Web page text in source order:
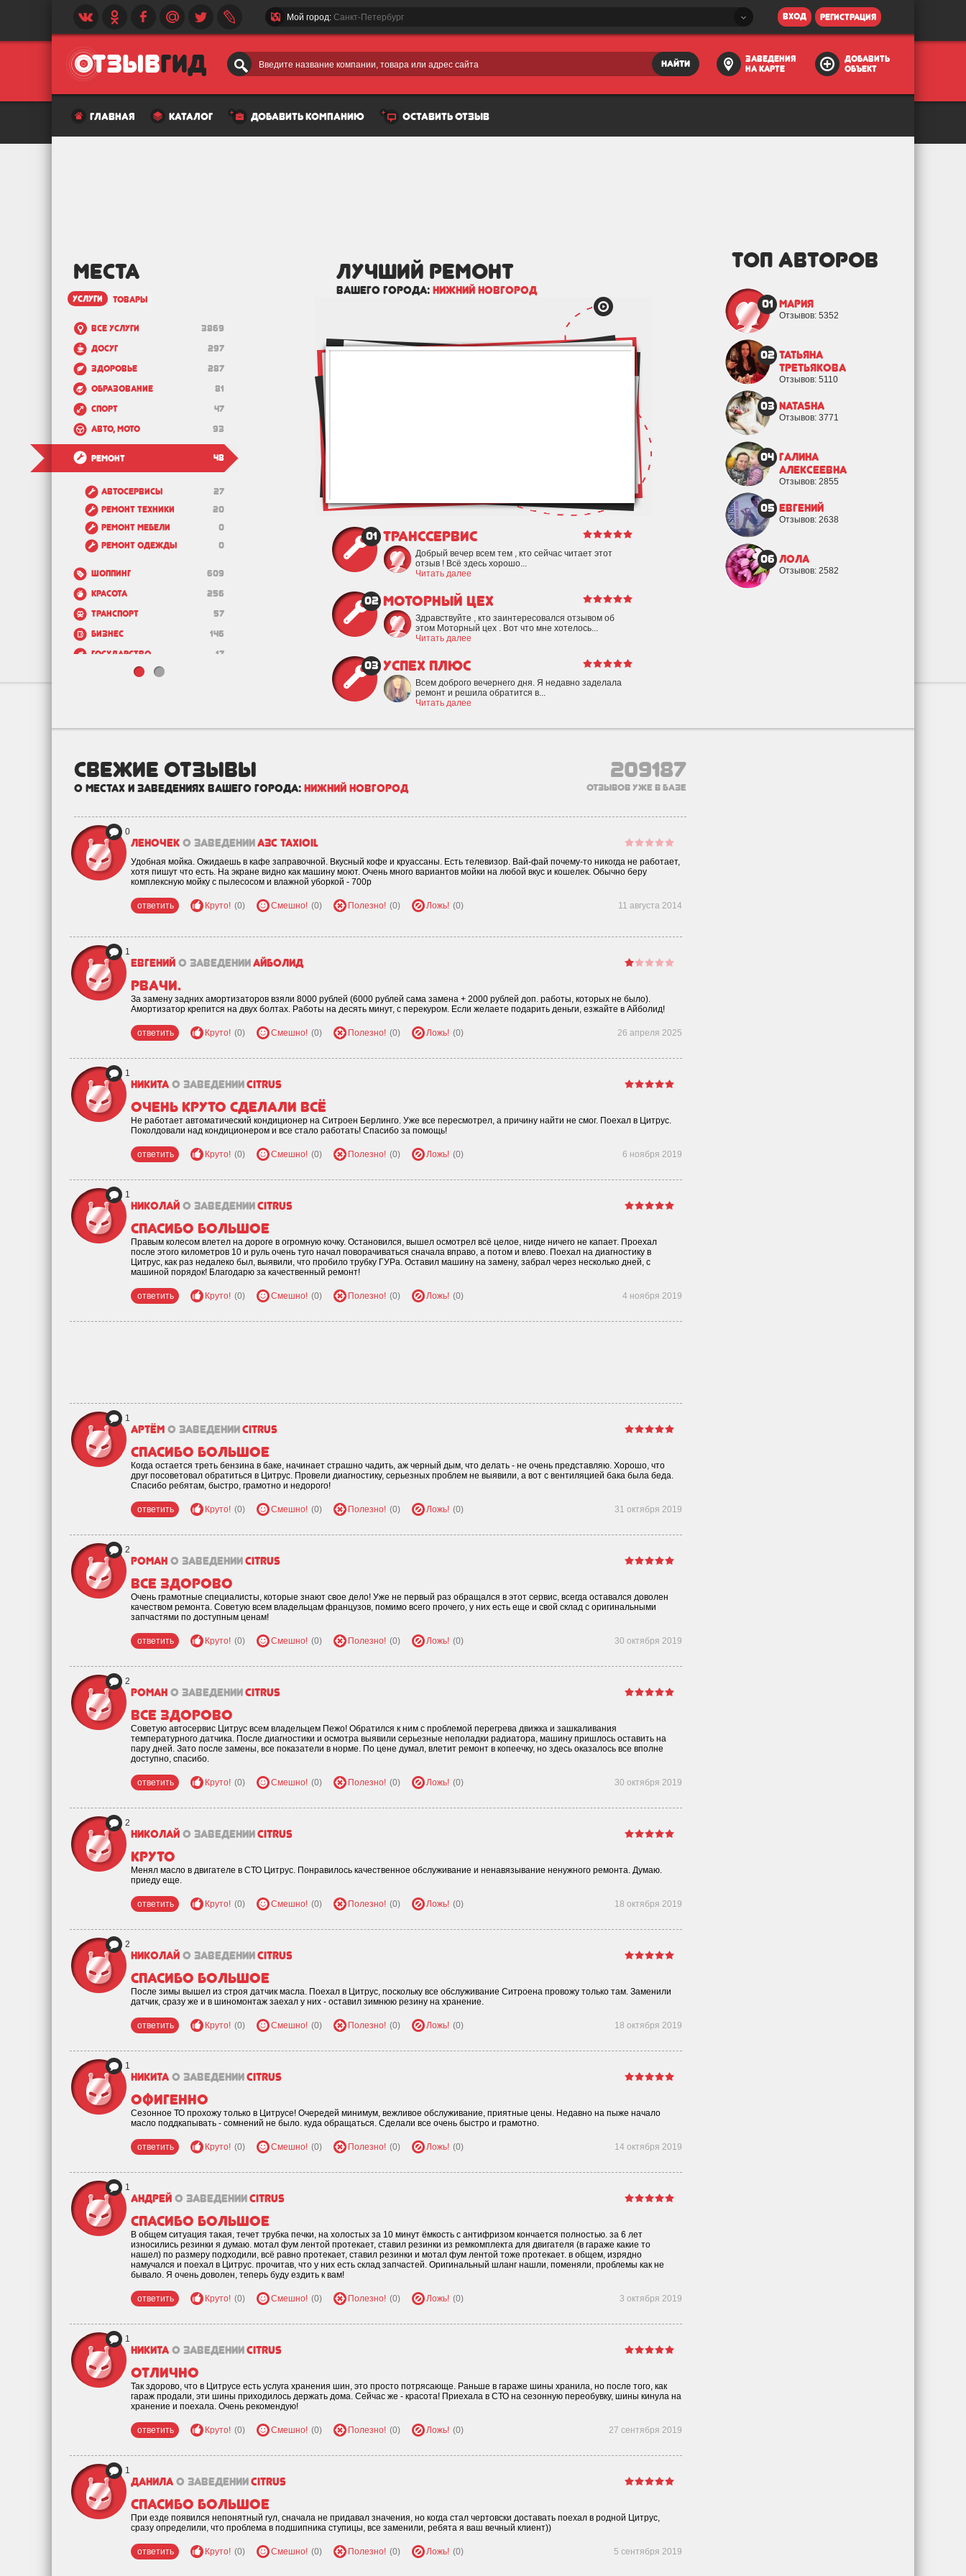
Введите название компании, товара или адрес сайта
Мой город: Санкт-Петербург вход регистрация
найти
заведения
на карте
добавить
объект
главная каталог добавить компанию оставить отзыв
МЕСТА
услуги товары
3869
Все услуги
297
Досуг
287
Здоровье
81
Образование
47
Спорт
93
Авто, мото
48
Ремонт
27
Автосервисы
20
Ремонт техники
0
Ремонт мебели
0
Ремонт одежды
609
Шоппинг
256
Красота
57
Транспорт
146
Бизнес
17
Государство
ТОП АВТОРОВ
01 Мария
Отзывов: 5352
02 Татьяна
Третьякова
Отзывов: 5110
03 natasha
Отзывов: 3771
04 Галина
Алексеевна
Отзывов: 2855
05 евгений
Отзывов: 2638
06 Лола
Отзывов: 2582
лучший Ремонт
вашего города: Нижний Новгород
01 ТрансСервис
Добрый вечер всем тем , кто сейчас читает этот
отзыв ! Всё здесь хорошо...
Читать далее
02 Моторный цех
Здравствуйте , кто заинтересовался отзывом об
этом Моторный цех . Вот что мне хотелось...
Читать далее
03 Успех Плюс
Всем доброго вечернего дня. Я недавно заделала
ремонт и решила обратится в...
Читать далее
свежие отзывы
о местах и заведениях вашего города: Нижний Новгород
209187
отзывов уже в базе
0
Леночек о заведенииАЗС Taxioil
Удобная мойка. Ожидаешь в кафе заправочной. Вкусный кофе и круассаны. Есть телевизор. Вай-фай почему-то никогда не работает,
хотя пишут что есть. На экране видно как машину моют. Очень много вариантов мойки на любой вкус и кошелек. Обычно беру
комплексную мойку с пылесосом и влажной уборкой - 700р
ответить Круто! (0) Смешно! (0) Полезно! (0) Ложь! (0) 11 августа 2014
1
Евгений о заведенииАйболид
Рвачи.
За замену задних амортизаторов взяли 8000 рублей (6000 рублей сама замена + 2000 рублей доп. работы, которых не было).
Амортизатор крепится на двух болтах. Работы на десять минут, с перекуром. Если желаете подарить деньги, езжайте в Айболид!
ответить Круто! (0) Смешно! (0) Полезно! (0) Ложь! (0) 26 апреля 2025
1
Никита о заведенииCitrus
Очень круто сделали всё
Не работает автоматический кондиционер на Ситроен Берлинго. Уже все пересмотрел, а причину найти не смог. Поехал в Цитрус.
Поколдовали над кондиционером и все стало работать! Спасибо за помощь!
ответить Круто! (0) Смешно! (0) Полезно! (0) Ложь! (0) 6 ноября 2019
1
Николай о заведенииCitrus
Спасибо большое
Правым колесом влетел на дороге в огромную кочку. Остановился, вышел осмотрел всё целое, нигде ничего не капает. Проехал
после этого километров 10 и руль очень туго начал поворачиваться сначала вправо, а потом и влево. Поехал на диагностику в
Цитрус, как раз недалеко был, выявили, что пробило трубку ГУРа. Оставил машину на замену, забрал через несколько дней, с
машиной порядок! Благодарю за качественный ремонт!
ответить Круто! (0) Смешно! (0) Полезно! (0) Ложь! (0) 4 ноября 2019
1
Артём о заведенииCitrus
Спасибо большое
Когда остается треть бензина в баке, начинает страшно чадить, аж черный дым, что делать - не очень представляю. Хорошо, что
друг посоветовал обратиться в Цитрус. Провели диагностику, серьезных проблем не выявили, а вот с вентиляцией бака была беда.
Спасибо ребятам, быстро, грамотно и недорого!
ответить Круто! (0) Смешно! (0) Полезно! (0) Ложь! (0) 31 октября 2019
2
Роман о заведенииCitrus
Все здорово
Очень грамотные специалисты, которые знают свое дело! Уже не первый раз обращался в этот сервис, всегда оставался доволен
качеством ремонта. Советую всем владельцам французов, помимо всего прочего, у них есть еще и свой склад с оригинальными
запчастями по доступным ценам!
ответить Круто! (0) Смешно! (0) Полезно! (0) Ложь! (0) 30 октября 2019
2
Роман о заведенииCitrus
все здорово
Советую автосервис Цитрус всем владельцем Пежо! Обратился к ним с проблемой перегрева движка и зашкаливания
температурного датчика. После диагностики и осмотра выявили серьезные неполадки радиатора, машину пришлось оставить на
пару дней. Зато после замены, все показатели в норме. По цене думал, влетит ремонт в копеечку, но здесь оказалось все вполне
доступно, спасибо.
ответить Круто! (0) Смешно! (0) Полезно! (0) Ложь! (0) 30 октября 2019
2
Николай о заведенииCitrus
круто
Менял масло в двигателе в СТО Цитрус. Понравилось качественное обслуживание и ненавязывание ненужного ремонта. Думаю.
приеду еще.
ответить Круто! (0) Смешно! (0) Полезно! (0) Ложь! (0) 18 октября 2019
2
Николай о заведенииCitrus
Спасибо большое
После зимы вышел из строя датчик масла. Поехал в Цитрус, поскольку все обслуживание Ситроена провожу только там. Заменили
датчик, сразу же и в шиномонтаж заехал у них - оставил зимнюю резину на хранение.
ответить Круто! (0) Смешно! (0) Полезно! (0) Ложь! (0) 18 октября 2019
1
Никита о заведенииCitrus
офигенно
Сезонное ТО прохожу только в Цитрусе! Очередей минимум, вежливое обслуживание, приятные цены. Недавно на пыже начало
масло поддкапывать - сомнений не было. куда обращаться. Сделали все очень быстро и грамотно.
ответить Круто! (0) Смешно! (0) Полезно! (0) Ложь! (0) 14 октября 2019
1
Андрей о заведенииCitrus
Спасибо большое
В общем ситуация такая, течет трубка печки, на холостых за 10 минут ёмкость с антифризом кончается полностью. за 6 лет
износились резинки я думаю. мотал фум лентой протекает, ставил резинки из ремкомплекта для двигателя (в гараже какие то
нашел) по размеру подходили, всё равно протекает, ставил резинки и мотал фум лентой тоже протекает. в общем, изрядно
намучался и поехал в Цитрус. прочитав, что у них есть склад запчастей. Оригинальный шланг нашли, поменяли, проблемы как не
бывало. Я очень доволен, теперь буду ездить к вам!
ответить Круто! (0) Смешно! (0) Полезно! (0) Ложь! (0) 3 октября 2019
1
Никита о заведенииCitrus
Отлично
Так здорово, что в Цитрусе есть услуга хранения шин, это просто потрясающе. Раньше в гараже шины хранила, но после того, как
гараж продали, эти шины приходилось держать дома. Сейчас же - красота! Приехала в СТО на сезонную переобувку, шины кинула на
хранение и поехала. Очень рекомендую!
ответить Круто! (0) Смешно! (0) Полезно! (0) Ложь! (0) 27 сентября 2019
1
Данила о заведенииCitrus
Спасибо большое
При езде появился непонятный гул, сначала не придавал значения, но когда стал чертовски доставать поехал в родной Цитрус,
сразу определили, что проблема в подшипника ступицы, все заменили, ребята я ваш вечный клиент))
ответить Круто! (0) Смешно! (0) Полезно! (0) Ложь! (0) 5 сентября 2019